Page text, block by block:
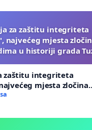
za zaštitu integriteta
najvećeg mjesta
u historiji grada
zaštitu integriteta
mjesta zločina
u historiji grada